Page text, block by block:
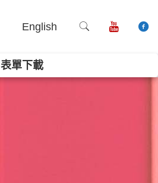
English
表單下載